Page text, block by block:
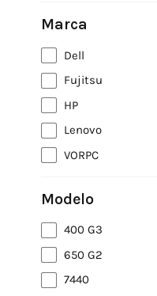
Marca
Dell
Fujitsu
HP
Lenovo
VORPC
Modelo
400 G3
650 G2
7440